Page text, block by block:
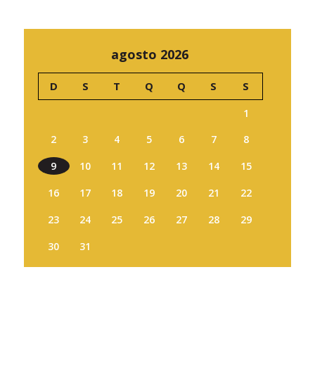
agosto 2026
D S T Q Q S S
1
2
3 4 5 6 7
8
9
10 11 12 13 14
15
16
17 18 19 20 21
22
23
24 25 26 27 28
29
30
31